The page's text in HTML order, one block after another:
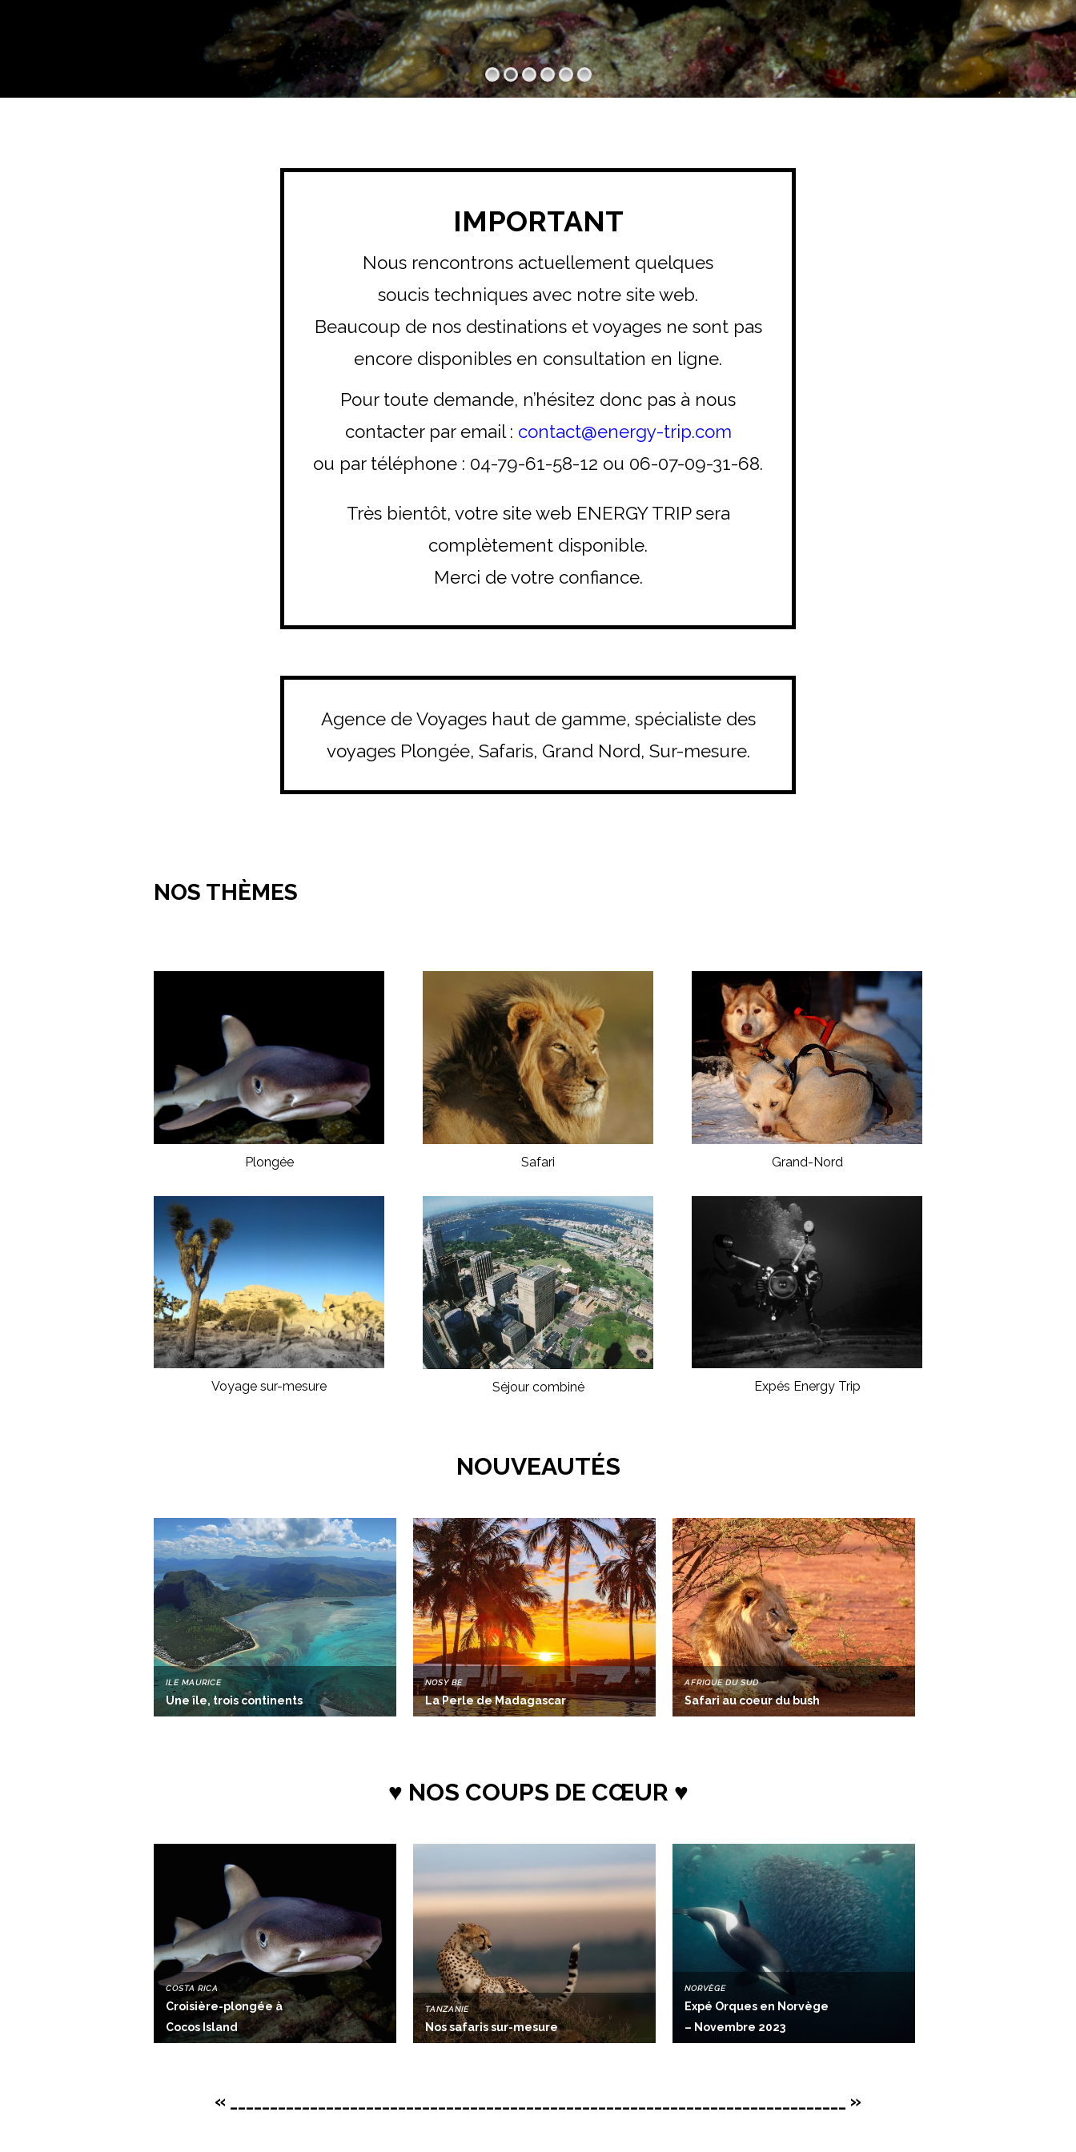
IMPORTANT
Nous rencontrons actuellement quelques
soucis techniques avec notre site web.
Beaucoup de nos destinations et voyages ne sont pas
encore disponibles en consultation en ligne.
Pour toute demande, n’hésitez donc pas à nous
contacter par email : contact@energy-trip.com
ou par téléphone : 04-79-61-58-12 ou 06-07-09-31-68.
Très bientôt, votre site web ENERGY TRIP sera
complètement disponible.
Merci de votre confiance.
Agence de Voyages haut de gamme, spécialiste des
voyages Plongée, Safaris, Grand Nord, Sur-mesure.
NOS THÈMES
Plongée Safari Grand-Nord
Voyage sur-mesure Séjour combiné Expés Energy Trip
NOUVEAUTÉS
ILE MAURICE
Une île, trois continents
NOSY BE
La Perle de Madagascar
AFRIQUE DU SUD
Safari au coeur du bush
♥ NOS COUPS DE CŒUR ♥
COSTA RICA
Croisière-plongée à
Cocos Island
TANZANIE
Nos safaris sur-mesure
NORVÈGE
Expé Orques en Norvège
– Novembre 2023
« _____________________________________________________________________________ »